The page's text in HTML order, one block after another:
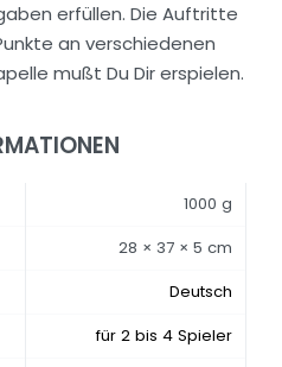
erfüllen. Die Auftritte
an verschiedenen
mußt Du Dir erspielen.
1000 g
28 × 37 × 5 cm
Deutsch
für 2 bis 4 Spieler